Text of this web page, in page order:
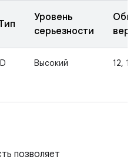
Уровень
серьезности
Высокий 12,
позволяет